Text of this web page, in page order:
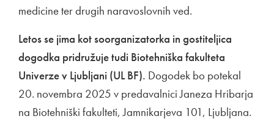
medicine ter drugih naravoslovnih ved.
Letos se jima kot soorganizatorka in gostiteljica
dogodka pridružuje tudi Biotehniška fakulteta
Univerze v Ljubljani (UL BF). Dogodek bo potekal
20. novembra 2025 v predavalnici Janeza Hribarja
na Biotehniški fakulteti, Jamnikarjeva 101, Ljubljana.